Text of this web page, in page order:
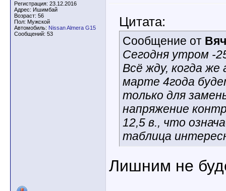
Регистрация: 23.12.2016
Адрес: Ишимбай
Возраст: 56
Пол: Мужской
Автомобиль: Nissan Almera G15
Сообщений: 53
Цитата:
Сообщение от
Сегодня утром -
Всё жду, когда
марте 4года
только для
напряжение
12,5 в., что
таблица
Лишним не